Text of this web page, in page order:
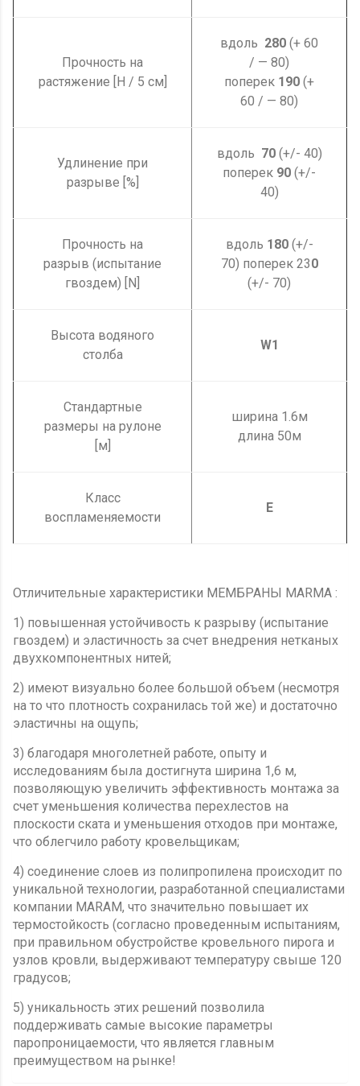
Прочность на
растяжение [Н / 5 см]
вдоль 280 (+ 60
/ — 80)
поперек 190 (+
60 / — 80)
Удлинение при
разрыве [%]
вдоль 70(+/- 40)
поперек 90 (+/-
40)
Прочность на
разрыв (испытание
гвоздем) [N]
вдоль 180 (+/-
70) поперек 230
(+/- 70)
Высота водяного
столба
W1
Стандартные
размеры на рулоне
[м]
ширина 1.6м
длина 50м
Класс
воспламеняемости
Е
Отличительные характеристики МЕМБРАНЫ MARMA :
1) повышенная устойчивость к разрыву (испытание
гвоздем) и эластичность за счет внедрения нетканых
двухкомпонентных нитей;
2) имеют визуально более большой объем (несмотря
на то что плотность сохранилась той же) и достаточно
эластичны на ощупь;
3) благодаря многолетней работе, опыту и
исследованиям была достигнута ширина 1,6 м,
позволяющую увеличить эффективность монтажа за
счет уменьшения количества перехлестов на
плоскости ската и уменьшения отходов при монтаже,
что облегчило работу кровельщикам;
4) соединение слоев из полипропилена происходит по
уникальной технологии, разработанной специалистами
компании MARAM, что значительно повышает их
термостойкость (согласно проведенным испытаниям,
при правильном обустройстве кровельного пирога и
узлов кровли, выдерживают температуру свыше 120
градусов;
5) уникальность этих решений позволила
поддерживать самые высокие параметры
паропроницаемости, что является главным
преимуществом на рынке!